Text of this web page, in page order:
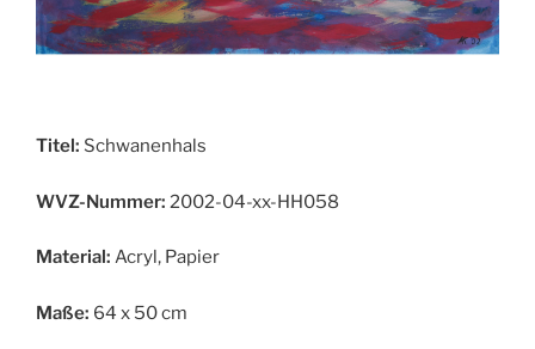
Titel: Schwanenhals
WVZ-Nummer: 2002-04-xx-HH058
Material: Acryl, Papier
Maße: 64 x 50 cm